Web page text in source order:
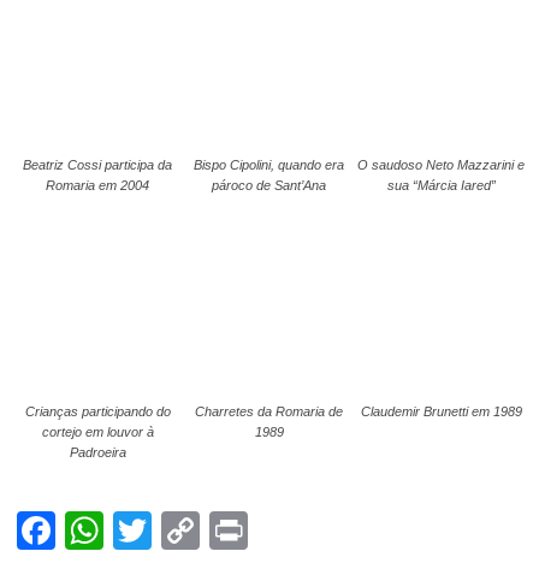
Beatriz Cossi participa da
Romaria em 2004
Bispo Cipolini, quando era
pároco de Sant’Ana
O saudoso Neto Mazzarini e
sua “Márcia Iared”
Crianças participando do
cortejo em louvor à
Padroeira
Charretes da Romaria de
1989
Claudemir Brunetti em 1989
Facebook
WhatsApp
TwitterCopy